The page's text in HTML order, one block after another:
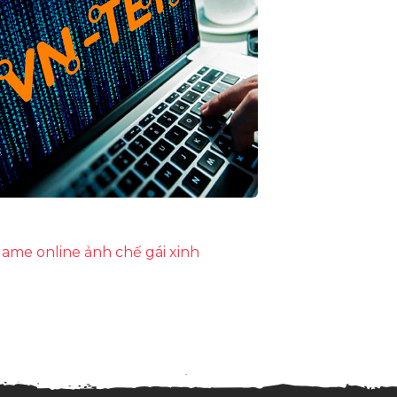
online ảnh chế gái xinh